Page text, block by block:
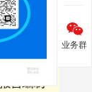
业务群